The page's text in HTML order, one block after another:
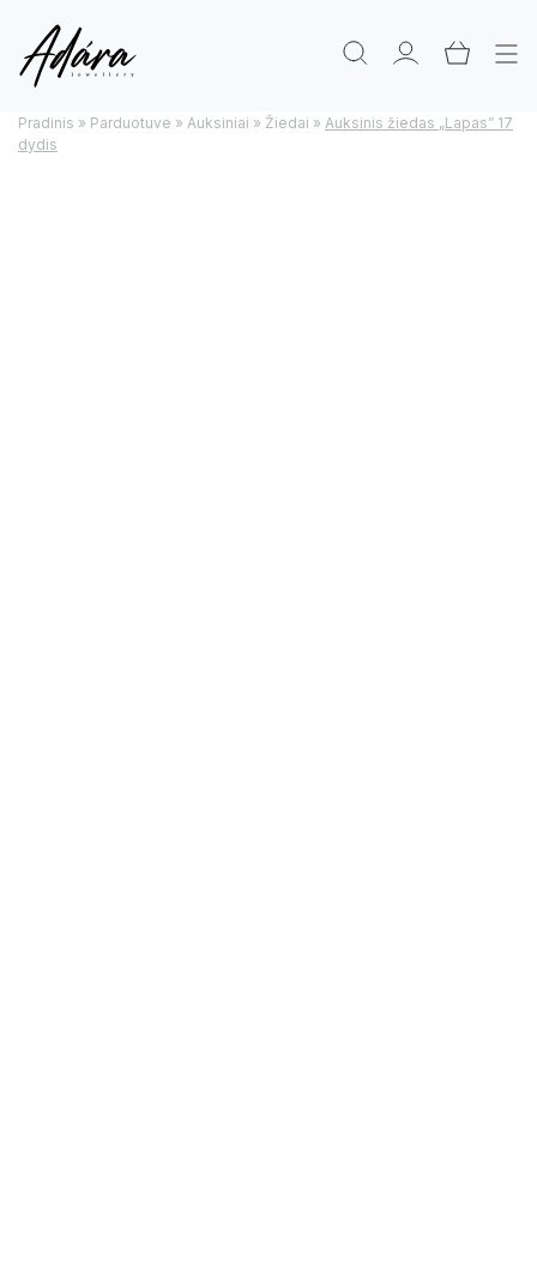
Pradinis » Parduotuve » Auksiniai » Žiedai » Auksinis žiedas „Lapas” 17
dydis